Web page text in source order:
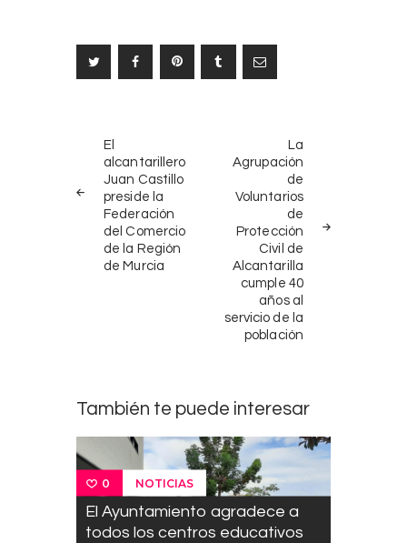
de
entradas
ANTERIORES
El
alcantarillero
Juan Castillo
preside la
Federación
del Comercio
de la Región
de Murcia
La
Agrupación
de
Voluntarios
de
Protección
Civil de
Alcantarilla
cumple 40
años al
servicio de la
población
También te puede interesar
0 NOTICIAS
El Ayuntamiento agradece a
todos los centros educativos